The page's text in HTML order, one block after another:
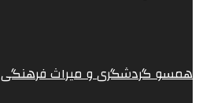
همسو گردشگری و میراث فرهنگی